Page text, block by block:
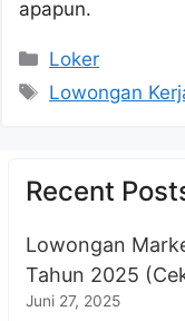
apapun.
Kategori
Loker
Tag
Lowongan
Recent
Lowongan
Tahun 2025
Juni 27, 2025